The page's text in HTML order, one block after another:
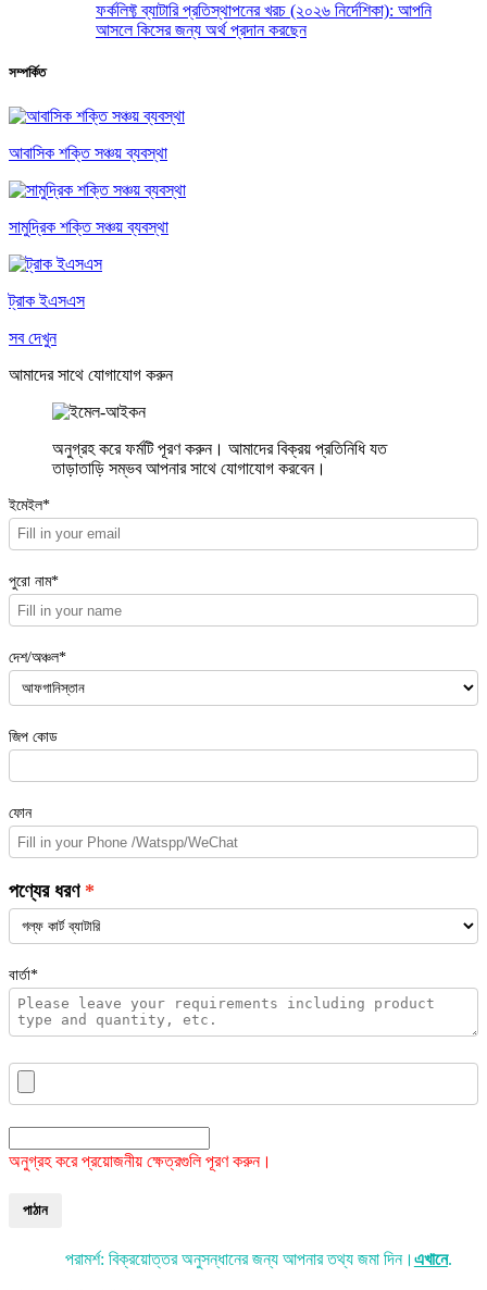
ফর্কলিফ্ট ব্যাটারি প্রতিস্থাপনের খরচ (২০২৬ নির্দেশিকা): আপনি
আসলে কিসের জন্য অর্থ প্রদান করছেন
সম্পর্কিত
আবাসিক শক্তি সঞ্চয় ব্যবস্থা
সামুদ্রিক শক্তি সঞ্চয় ব্যবস্থা
ট্রাক ইএসএস
সব দেখুন
আমাদের সাথে যোগাযোগ করুন
অনুগ্রহ করে ফর্মটি পূরণ করুন। আমাদের বিক্রয় প্রতিনিধি যত
তাড়াতাড়ি সম্ভব আপনার সাথে যোগাযোগ করবেন।
ইমেইল*
পুরো নাম*
দেশ/অঞ্চল*
জিপ কোড
ফোন
পণ্যের ধরণ
বার্তা*
অনুগ্রহ করে প্রয়োজনীয় ক্ষেত্রগুলি পূরণ করুন।
পাঠান
পরামর্শ: বিক্রয়োত্তর অনুসন্ধানের জন্য আপনার তথ্য জমা দিন। এখানে.